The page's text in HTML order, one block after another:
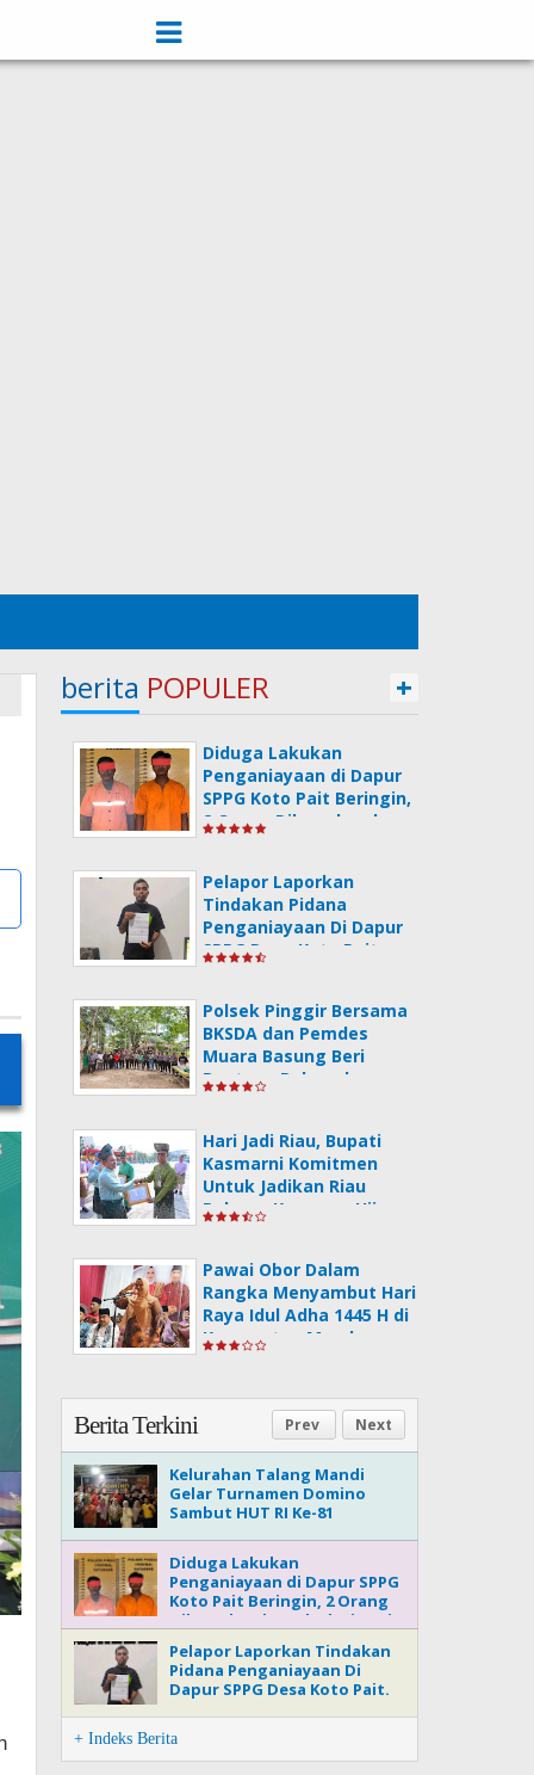
berita POPULER +
Diduga Lakukan
Penganiayaan di Dapur
SPPG Koto Pait Beringin,
2 Orang Dilaporkan ke
Pelapor Laporkan
Tindakan Pidana
Penganiayaan Di Dapur
SPPG Desa Koto Pait.
Polsek Pinggir Bersama
BKSDA dan Pemdes
Muara Basung Beri
Bantuan Pakan dan
Hari Jadi Riau, Bupati
Kasmarni Komitmen
Untuk Jadikan Riau
Pelopor Kawasan Hijau
Pawai Obor Dalam
Rangka Menyambut Hari
Raya Idul Adha 1445 H di
Kecamatan Mandau
Prev Next
Berita Terkini
Kelurahan Talang Mandi
Gelar Turnamen Domino
Sambut HUT RI Ke-81
Diduga Lakukan
Penganiayaan di Dapur SPPG
Koto Pait Beringin, 2 Orang
Dilaporkan ke Polsek Pinggir
Pelapor Laporkan Tindakan
Pidana Penganiayaan Di
Dapur SPPG Desa Koto Pait.
+ Indeks Berita